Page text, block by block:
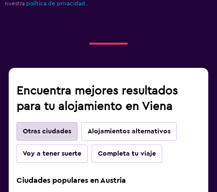
nuestra política de privacidad.
Encuentra mejores resultados
para tu alojamiento en Viena
Otras ciudades Alojamientos alternativos
Voy a tener suerte Completa tu viaje
Ciudades populares en Austria